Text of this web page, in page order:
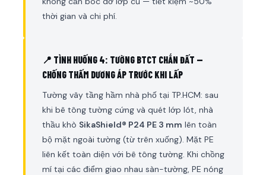
thời gian và chi phí.
📍 TÌNH HUỐNG 4: TƯỜNG BTCT CHẮN ĐẤT —
CHỐNG THẤM DƯƠNG ÁP TRƯỚC KHI LẤP
Tường vây tầng hầm nhà phố tại TP.HCM: sau
khi bê tông tường cứng và quét lớp lót, nhà
thầu khò SikaShield® P24 PE 3 mm lên toàn
bộ mặt ngoài tường (từ trên xuống). Mặt PE
liên kết toàn diện với bê tông tường. Khi chồng
mí tại các điểm giao nhau sàn-tường, PE nóng